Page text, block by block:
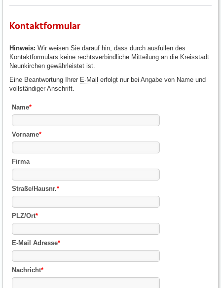
Kontaktformular
Hinweis: Wir weisen Sie darauf hin, dass durch ausfüllen des
Kontaktformulars keine rechtsverbindliche Mitteilung an die Kreisstadt
Neunkirchen gewährleistet ist.
Eine Beantwortung Ihrer E-Mail erfolgt nur bei Angabe von Name und
vollständiger Anschrift.
Name*
Vorname*
Firma
Straße/Hausnr.*
PLZ/Ort*
E-Mail Adresse*
Nachricht*